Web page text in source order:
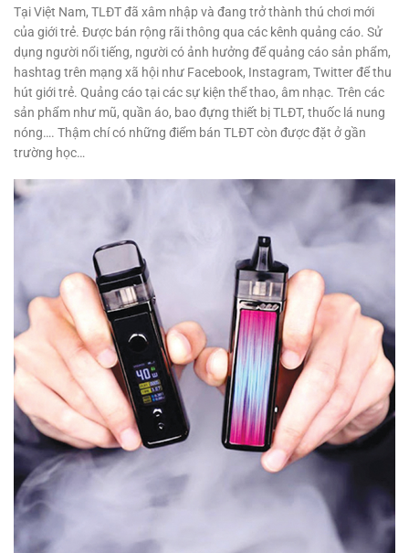
Tại Việt Nam, TLĐT đã xâm nhập và đang trở thành thú chơi mới
của giới trẻ. Được bán rộng rãi thông qua các kênh quảng cáo. Sử
dụng người nổi tiếng, người có ảnh hưởng để quảng cáo sản phẩm,
hashtag trên mạng xã hội như Facebook, Instagram, Twitter để thu
hút giới trẻ. Quảng cáo tại các sự kiện thể thao, âm nhạc. Trên các
sản phẩm như mũ, quần áo, bao đựng thiết bị TLĐT, thuốc lá nung
nóng…. Thậm chí có những điểm bán TLĐT còn được đặt ở gần
trường học…